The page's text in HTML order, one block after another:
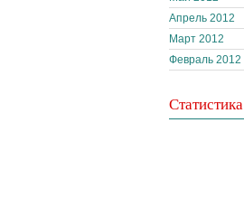
Апрель 2012
Март 2012
Февраль 2012
Статистика